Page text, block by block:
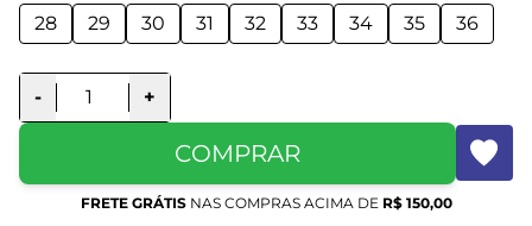
28 29 30 31 32 33 34 35 36
- +
COMPRAR
FRETE GRÁTISNAS COMPRAS ACIMA DE R$ 150,00